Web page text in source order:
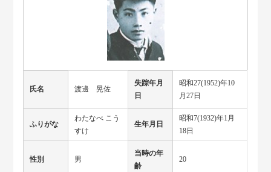
氏名 渡邊 晃佐
失踪年月
日
昭和27(1952)年10
月27日
ふりがな
わたなべ こう
すけ
生年月日
昭和7(1932)年1月
18日
性別 男
当時の年
齢
20